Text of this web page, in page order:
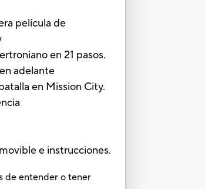
película de
en 21 pasos.
adelante
en Mission City.
e instrucciones.
de entender o tener